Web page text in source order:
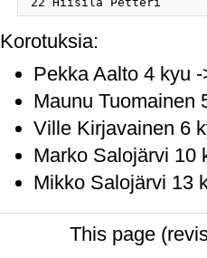
Korotuksia:
Pekka Aalto 4 kyu
Maunu Tuomainen
Ville Kirjavainen 6
Marko Salojärvi 10
Mikko Salojärvi 13
This page